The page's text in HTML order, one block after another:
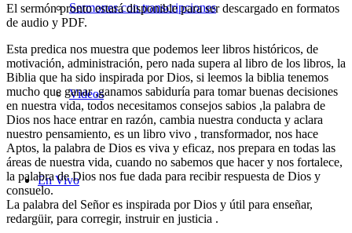
Sermones con transcripciones
Videos
En Vivo
El sermón pronto estará disponible para ser descargado en formatos
de audio y PDF.
Esta predica nos muestra que podemos leer libros históricos, de
motivación, administración, pero nada supera al libro de los libros, la
Biblia que ha sido inspirada por Dios, si leemos la biblia tenemos
mucho que ganar ,ganamos sabiduría para tomar buenas decisiones
en nuestra vida, todos necesitamos consejos sabios ,la palabra de
Dios nos hace entrar en razón, cambia nuestra conducta y aclara
nuestro pensamiento, es un libro vivo , transformador, nos hace
Aptos, la palabra de Dios es viva y eficaz, nos prepara en todas las
áreas de nuestra vida, cuando no sabemos que hacer y nos fortalece,
la palabra de Dios nos fue dada para recibir respuesta de Dios y
consuelo.
La palabra del Señor es inspirada por Dios y útil para enseñar,
redargüir, para corregir, instruir en justicia .